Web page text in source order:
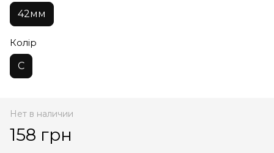
42мм
Колір
C
Нет в наличии
158 грн